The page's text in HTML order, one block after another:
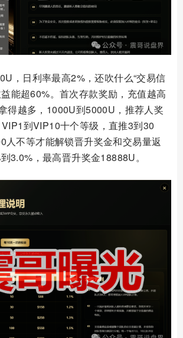
，日利率最高2%，还吹什么“交易信
能超60%。首次存款奖励，充值越高
得越多，1000U到5000U，推荐人奖
到VIP10十个等级，直推3到30
人不等才能解锁晋升奖金和交易量返
3.0%，最高晋升奖金18888U。